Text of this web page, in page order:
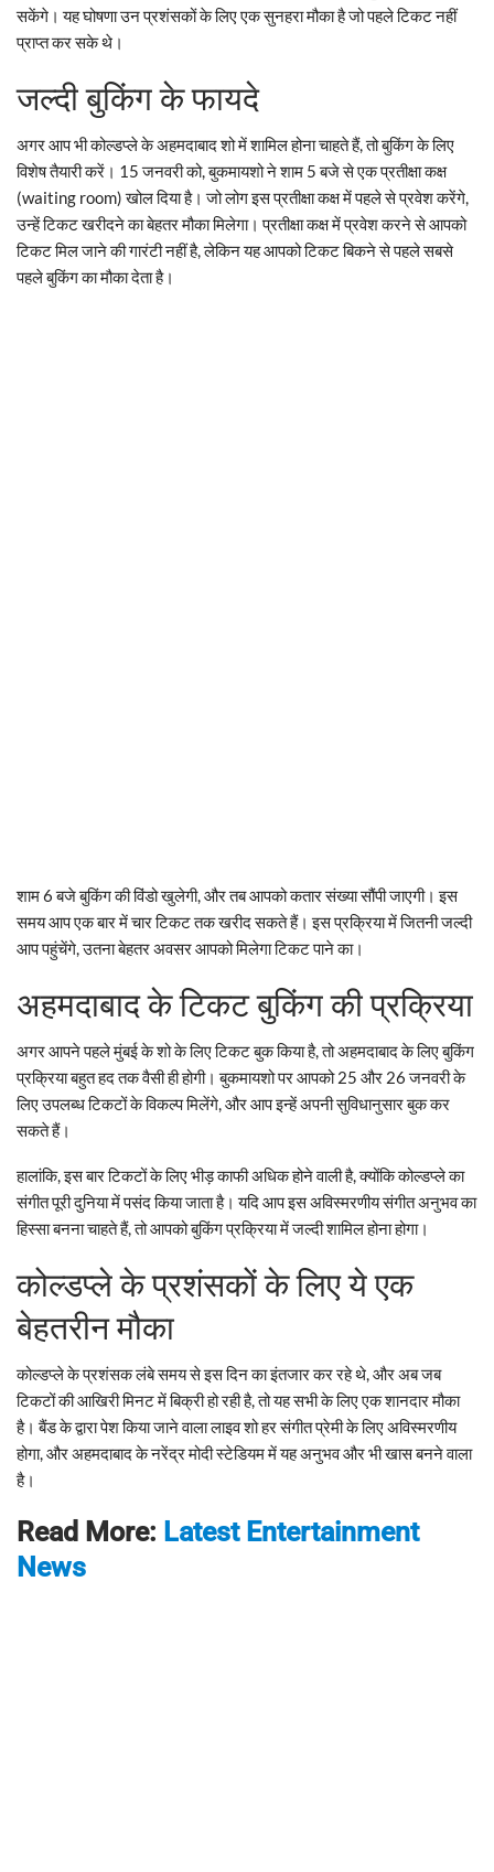
सकेंगे। यह घोषणा उन प्रशंसकों के लिए एक सुनहरा मौका है जो पहले टिकट नहीं
प्राप्त कर सके थे।
जल्दी बुकिंग के फायदे
अगर आप भी कोल्डप्ले के अहमदाबाद शो में शामिल होना चाहते हैं, तो बुकिंग के लिए
विशेष तैयारी करें। 15 जनवरी को, बुकमायशो ने शाम 5 बजे से एक प्रतीक्षा कक्ष
(waiting room) खोल दिया है। जो लोग इस प्रतीक्षा कक्ष में पहले से प्रवेश करेंगे,
उन्हें टिकट खरीदने का बेहतर मौका मिलेगा। प्रतीक्षा कक्ष में प्रवेश करने से आपको
टिकट मिल जाने की गारंटी नहीं है, लेकिन यह आपको टिकट बिकने से पहले सबसे
पहले बुकिंग का मौका देता है।
शाम 6 बजे बुकिंग की विंडो खुलेगी, और तब आपको कतार संख्या सौंपी जाएगी। इस
समय आप एक बार में चार टिकट तक खरीद सकते हैं। इस प्रक्रिया में जितनी जल्दी
आप पहुंचेंगे, उतना बेहतर अवसर आपको मिलेगा टिकट पाने का।
अहमदाबाद के टिकट बुकिंग की प्रक्रिया
अगर आपने पहले मुंबई के शो के लिए टिकट बुक किया है, तो अहमदाबाद के लिए बुकिंग
प्रक्रिया बहुत हद तक वैसी ही होगी। बुकमायशो पर आपको 25 और 26 जनवरी के
लिए उपलब्ध टिकटों के विकल्प मिलेंगे, और आप इन्हें अपनी सुविधानुसार बुक कर
सकते हैं।
हालांकि, इस बार टिकटों के लिए भीड़ काफी अधिक होने वाली है, क्योंकि कोल्डप्ले का
संगीत पूरी दुनिया में पसंद किया जाता है। यदि आप इस अविस्मरणीय संगीत अनुभव का
हिस्सा बनना चाहते हैं, तो आपको बुकिंग प्रक्रिया में जल्दी शामिल होना होगा।
कोल्डप्ले के प्रशंसकों के लिए ये एक
बेहतरीन मौका
कोल्डप्ले के प्रशंसक लंबे समय से इस दिन का इंतजार कर रहे थे, और अब जब
टिकटों की आखिरी मिनट में बिक्री हो रही है, तो यह सभी के लिए एक शानदार मौका
है। बैंड के द्वारा पेश किया जाने वाला लाइव शो हर संगीत प्रेमी के लिए अविस्मरणीय
होगा, और अहमदाबाद के नरेंद्र मोदी स्टेडियम में यह अनुभव और भी खास बनने वाला
है।
Read More: Latest Entertainment
News